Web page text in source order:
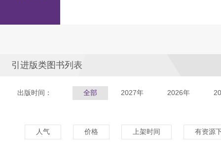
引进版类图书列表
出版时间： 全部 2027年 2026年
人气 价格 上架时间 有资源